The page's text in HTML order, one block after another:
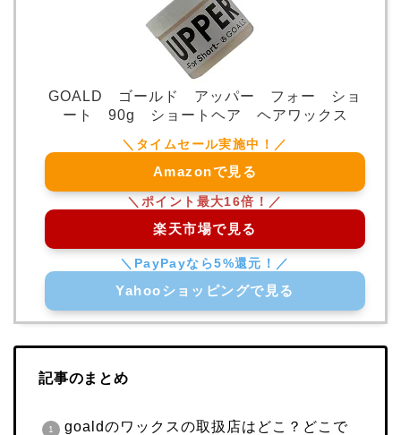
GOALD ゴールド アッパー フォー ショ
ート 90g ショートヘア ヘアワックス
Amazonで見る
楽天市場で見る
Yahooショッピングで見る
記事のまとめ
goaldのワックスの取扱店はどこ？どこで